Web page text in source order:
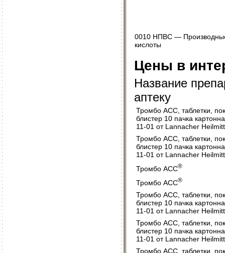
0010 НПВС —
кислоты
Цены в
Название
аптеку
Тромбо АСС, таблетки,
блистер 10 пачка
11-01 от Lannacher
Тромбо АСС, таблетки,
блистер 10 пачка
11-01 от Lannacher
Тромбо АСС®
Тромбо АСС®
Тромбо АСС, таблетки,
блистер 10 пачка
11-01 от Lannacher
Тромбо АСС, таблетки,
блистер 10 пачка
11-01 от Lannacher
Тромбо АСС, таблетки,